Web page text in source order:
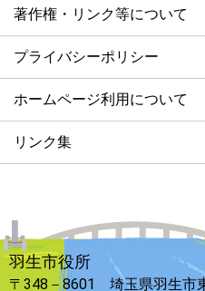
著作権・リンク等について
プライバシーポリシー
ホームページ利用について
リンク集
羽生市役所
〒348－8601 埼玉県羽生市